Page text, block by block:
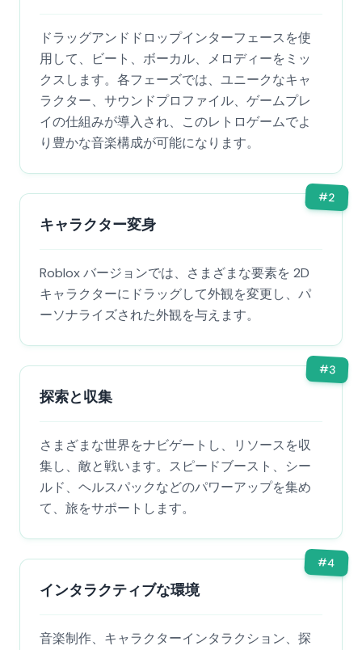
ドラッグアンドドロップインターフェースを使
用して、ビート、ボーカル、メロディーをミッ
クスします。各フェーズでは、ユニークなキャ
ラクター、サウンドプロファイル、ゲームプレ
イの仕組みが導入され、このレトロゲームでよ
り豊かな音楽構成が可能になります。
#2
キャラクター変身
Roblox バージョンでは、さまざまな要素を 2D
キャラクターにドラッグして外観を変更し、パ
ーソナライズされた外観を与えます。
#3
探索と収集
さまざまな世界をナビゲートし、リソースを収
集し、敵と戦います。スピードブースト、シー
ルド、ヘルスパックなどのパワーアップを集め
て、旅をサポートします。
#4
インタラクティブな環境
音楽制作、キャラクターインタラクション、探